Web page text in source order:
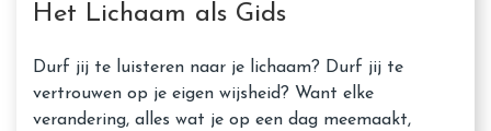
Het Lichaam als Gids
Durf jij te luisteren naar je lichaam? Durf jij te
vertrouwen op je eigen wijsheid? Want elke
verandering, alles wat je op een dag meemaakt,